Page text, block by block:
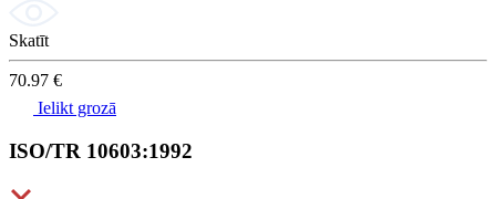
Skatīt
70.97 €
Ielikt grozā
ISO/TR 10603:1992